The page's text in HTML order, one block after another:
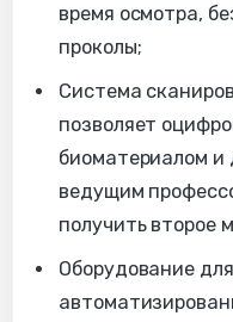
время осмотра,
проколы;
Система
позволяет
биоматериалом и
ведущим
получить второе
Оборудование